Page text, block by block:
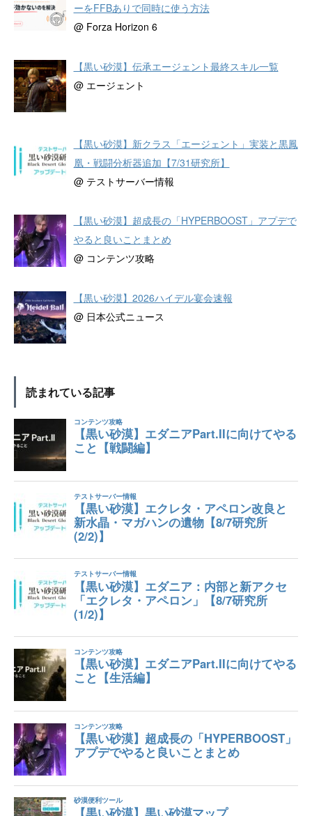
ーをFFBありで同時に使う方法
@ Forza Horizon 6
【黒い砂漠】伝承エージェント最終スキル一覧
@ エージェント
【黒い砂漠】新クラス「エージェント」実装と黒鳳
凰・戦闘分析器追加【7/31研究所】
@ テストサーバー情報
【黒い砂漠】超成長の「HYPERBOOST」アプデで
やると良いことまとめ
@ コンテンツ攻略
【黒い砂漠】2026ハイデル宴会速報
@ 日本公式ニュース
読まれている記事